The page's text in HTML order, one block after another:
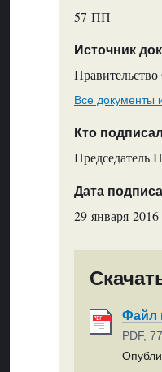
57-ПП
Источник
Все документы
Кто подписал
Председатель
Дата
29 января 2016
Файл
PDF,